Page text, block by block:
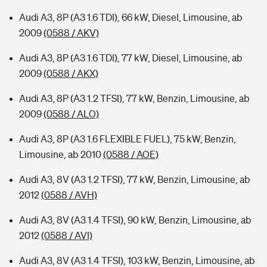
Audi A3, 8P (A3 1.6 TDI), 66 kW, Diesel, Limousine, ab
2009(0588 / AKV)
Audi A3, 8P (A3 1.6 TDI), 77 kW, Diesel, Limousine, ab
2009(0588 / AKX)
Audi A3, 8P (A3 1.2 TFSI), 77 kW, Benzin, Limousine, ab
2009(0588 / ALO)
Audi A3, 8P (A3 1.6 FLEXIBLE FUEL), 75 kW, Benzin,
Limousine, ab 2010(0588 / AOE)
Audi A3, 8V (A3 1.2 TFSI), 77 kW, Benzin, Limousine, ab
2012(0588 / AVH)
Audi A3, 8V (A3 1.4 TFSI), 90 kW, Benzin, Limousine, ab
2012(0588 / AVI)
Audi A3, 8V (A3 1.4 TFSI), 103 kW, Benzin, Limousine, ab